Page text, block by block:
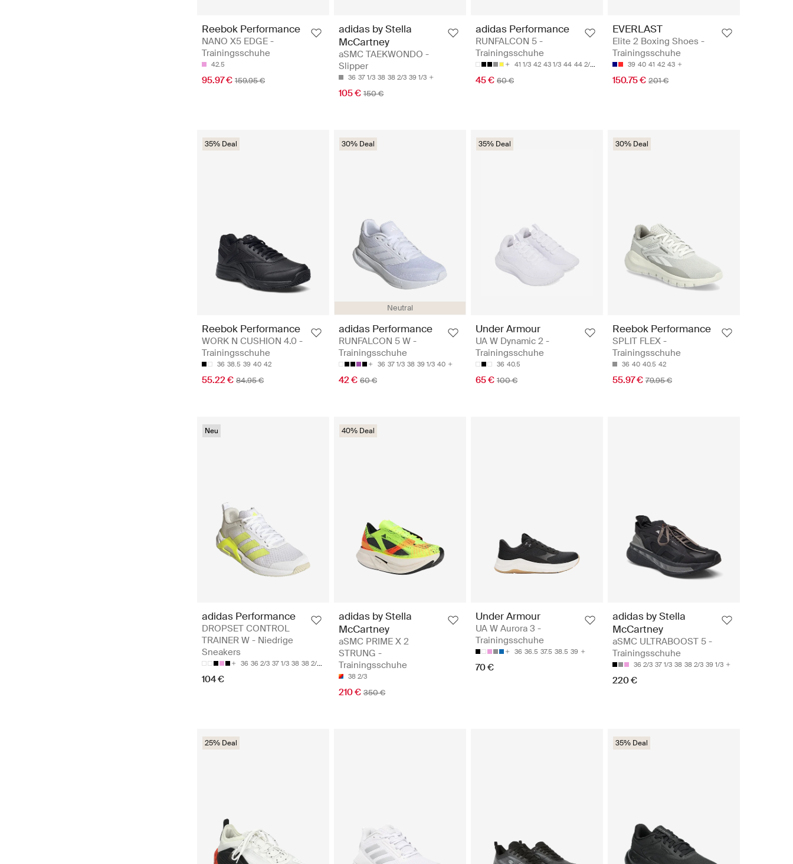
Reebok Performance
NANO X5 EDGE -
Trainingsschuhe
42.5
95.97 € 159.95 €
adidas by Stella
McCartney
aSMC TAEKWONDO -
Slipper
36 37 1/3 38 38 2/3 39 1/3
105 € 150 €
adidas Performance
RUNFALCON 5 -
Trainingsschuhe
41 1/3 42 43 1/3 44 44 2/3
45 € 60 €
EVERLAST
Elite 2 Boxing Shoes -
Trainingsschuhe
39 40 41 42 43
150.75 € 201 €
35% Deal
Reebok Performance
WORK N CUSHION 4.0 -
Trainingsschuhe
36 38.5 39 40 42
55.22 € 84.95 €
Neutral
30% Deal
adidas Performance
RUNFALCON 5 W -
Trainingsschuhe
36 37 1/3 38 39 1/3 40
42 € 60 €
35% Deal
Under Armour
UA W Dynamic 2 -
Trainingsschuhe
36 40.5
65 € 100 €
30% Deal
Reebok Performance
SPLIT FLEX -
Trainingsschuhe
36 40 40.5 42
55.97 € 79.95 €
Neu
adidas Performance
DROPSET CONTROL
TRAINER W - Niedrige
Sneakers
36 36 2/3 37 1/3 38 38 2/3
104 €
40% Deal
adidas by Stella
McCartney
aSMC PRIME X 2
STRUNG -
Trainingsschuhe
38 2/3
210 € 350 €
Under Armour
UA W Aurora 3 -
Trainingsschuhe
36 36.5 37.5 38.5 39
70 €
adidas by Stella
McCartney
aSMC ULTRABOOST 5 -
Trainingsschuhe
36 2/3 37 1/3 38 38 2/3 39 1/3
220 €
25% Deal 35% Deal